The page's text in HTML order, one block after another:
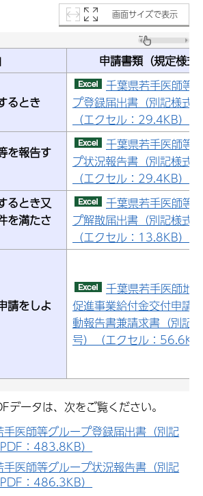
画面サイズで表示
申請書類（規定様式
るとき
千葉県若手医師等
プ登録届出書（別記様式
（エクセル：29.4KB）
を報告す
千葉県若手医師等
プ状況報告書（別記様式
（エクセル：29.4KB）
るとき又
を満たさ
千葉県若手医師等
プ解散届出書（別記様式
（エクセル：13.8KB）
請をしよ
千葉県若手医師地
促進事業給付金交付申請
動報告書兼請求書（別記
号）（エクセル：56.6KB
データは、次をご覧ください。
手医師等グループ登録届出書（別記
：483.8KB）
手医師等グループ状況報告書（別記
：486.3KB）